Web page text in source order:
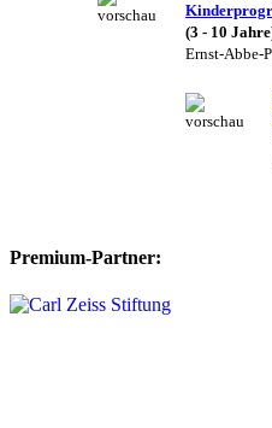
(3 - 10
Ernst-Abbe-
Premium-Partner: